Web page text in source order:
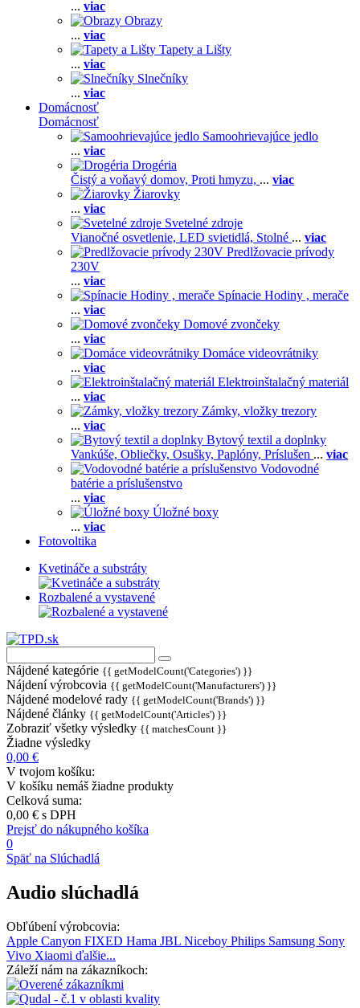
... viac
Obrazy
... viac
Tapety a Lišty
... viac
Slnečníky
... viac
Domácnosť
Domácnosť
Samoohrievajúce jedlo
... viac
Drogéria
Čistý a voňavý domov, Proti hmyzu, ... viac
Žiarovky
... viac
Svetelné zdroje
Vianočné osvetlenie, LED svietidlá, Stolné ... viac
Predlžovacie prívody
230V
... viac
Spínacie Hodiny , merače
... viac
Domové zvončeky
... viac
Domáce videovrátniky
... viac
Elektroinštalačný materiál
... viac
Zámky, vložky trezory
... viac
Bytový textil a doplnky
Vankúše, Obliečky, Osušky, Paplóny, Príslušen ... viac
Vodovodné
batérie a príslušenstvo
... viac
Úložné boxy
... viac
Fotovoltika
Kvetináče a substráty
Rozbalené a vystavené
Nájdené kategórie {{ getModelCount('Categories') }}
Nájdení výrobcovia {{ getModelCount('Manufacturers') }}
Nájdené modelové rady {{ getModelCount('Brands') }}
Nájdené články {{ getModelCount('Articles') }}
Zobraziť všetky výsledky {{ matchesCount }}
Žiadne výsledky
0,00 €
V tvojom košíku:
V košíku nemáš žiadne produkty
Celková suma:
0,00 € s DPH
Prejsť do nákupného košíka
0
Späť na Slúchadlá
Audio slúchadlá
Obľúbení výrobcovia:
Apple Canyon FIXED Hama JBL Niceboy Philips Samsung Sony
Vivo Xiaomi ďalšie...
Záleží nám na zákazníkoch: